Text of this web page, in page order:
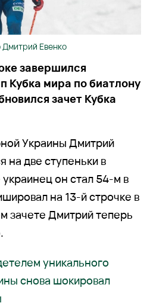
Евенко
завершился
Кубка мира по биатлону
зачет Кубка
Украины Дмитрий
на две ступеньки в
он стал 54-м в
на 13-й строчке в
зачете Дмитрий теперь
уникального
снова шокировал